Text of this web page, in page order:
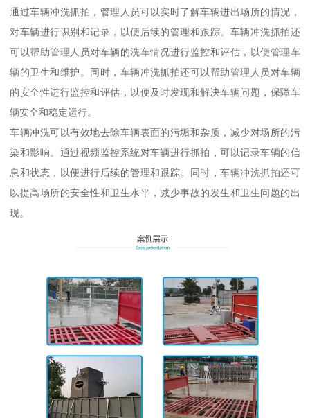
通过车辆冲洗抓拍，管理人员可以实时了解车辆进出场所的情况，
对车辆进行识别和记录，以便后续的管理和跟踪。车辆冲洗抓拍还
可以帮助管理人员对车辆的洗车情况进行监控和评估，以便管理车
辆的卫生和维护。同时，车辆冲洗抓拍还可以帮助管理人员对车辆
的安全性进行监控和评估，以便及时发现和解决车辆问题，保障车
辆安全和稳定运行。
车辆冲洗可以有效地去除车辆表面的污垢和杂质，减少对场所的污
染和影响。通过视频监控系统对车辆进行抓拍，可以记录车辆的信
息和状态，以便进行后续的管理和跟踪。同时，车辆冲洗抓拍还可
以提高场所的安全性和卫生水平，减少事故的发生和卫生问题的出
现。